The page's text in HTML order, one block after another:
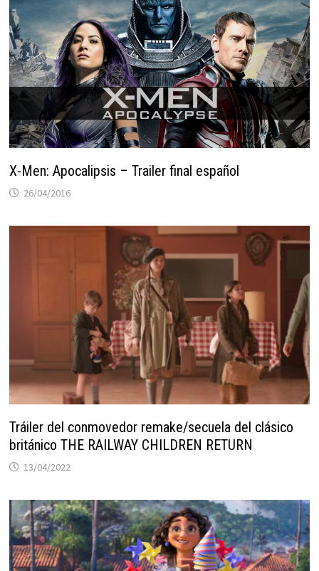
X-Men: Apocalipsis – Trailer final español
26/04/2016
Tráiler del conmovedor remake/secuela del clásico
británico THE RAILWAY CHILDREN RETURN
13/04/2022